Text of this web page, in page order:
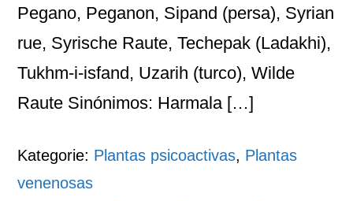
Pegano, Peganon, Sipand (persa), Syrian
rue, Syrische Raute, Techepak (Ladakhi),
Tukhm-i-isfand, Uzarih (turco), Wilde
Raute Sinónimos: Harmala […]
Kategorie: Plantas psicoactivas, Plantas
venenosas